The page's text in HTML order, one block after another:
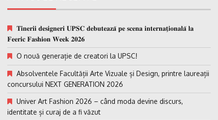
𝐓𝐢𝐧𝐞𝐫𝐢𝐢 𝐝𝐞𝐬𝐢𝐠𝐧𝐞𝐫𝐢 𝐔𝐏𝐒𝐂 𝐝𝐞𝐛𝐮𝐭𝐞𝐚𝐳𝐚̆ 𝐩𝐞 𝐬𝐜𝐞𝐧𝐚 𝐢𝐧𝐭𝐞𝐫𝐧𝐚𝐭̗𝐢𝐨𝐧𝐚𝐥𝐚̆ 𝐥𝐚
𝐅𝐞𝐞𝐫𝐢𝐜 𝐅𝐚𝐬𝐡𝐢𝐨𝐧 𝐖𝐞𝐞𝐤 𝟐𝟎𝟐𝟔
O nouă generație de creatori la UPSC!
Absolventele Facultății Arte Vizuale și Design, printre laureații
concursului NEXT GENERATION 2026
Univer Art Fashion 2026 – când moda devine discurs,
identitate și curaj de a fi văzut